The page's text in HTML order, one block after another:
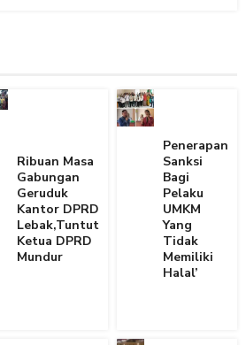
Ribuan Masa
Gabungan
Geruduk
Kantor DPRD
Lebak,Tuntut
Ketua DPRD
Mundur
Penerapan
Sanksi
Bagi
Pelaku
UMKM
Yang
Tidak
Memiliki
Halal’